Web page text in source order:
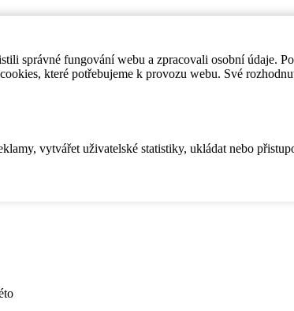
správné fungování webu a zpracovali osobní údaje.
které potřebujeme k provozu webu. Své
vytvářet uživatelské statistiky, ukládat nebo